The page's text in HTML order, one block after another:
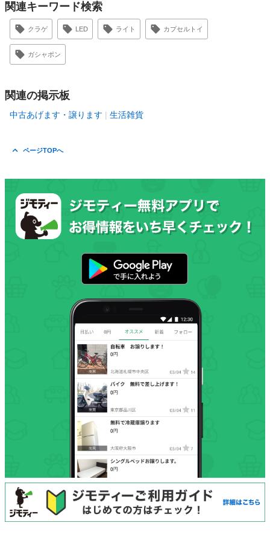
関連キーワード検索
クラゲ LED ライト カプセルトイ
ガシャポン
関連の掲示板
中古あげます・譲ります 生活雑貨
ページTOPへ